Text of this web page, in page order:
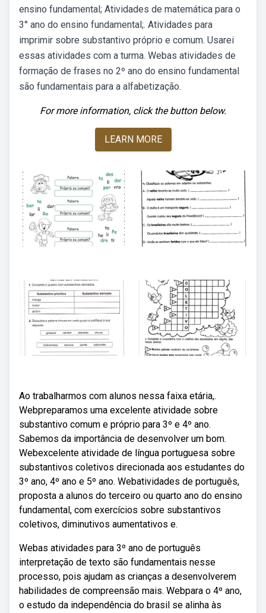
ensino fundamental; Atividades de matemática para o
3° ano do ensino fundamental;. Atividades para
imprimir sobre substantivo próprio e comum. Usarei
essas atividades com a turma. Webas atividades de
formação de frases no 2º ano do ensino fundamental
são fundamentais para a alfabetização.
For more information, click the button below.
LEARN MORE
Ao trabalharmos com alunos nessa faixa etária,.
Webpreparamos uma excelente atividade sobre
substantivo comum e próprio para 3º e 4º ano.
Sabemos da importância de desenvolver um bom.
Webexcelente atividade de língua portuguesa sobre
substantivos coletivos direcionada aos estudantes do
3º ano, 4º ano e 5º ano. Webatividades de português,
proposta a alunos do terceiro ou quarto ano do ensino
fundamental, com exercícios sobre substantivos
coletivos, diminutivos aumentativos e.
Webas atividades para 3º ano de português
interpretação de texto são fundamentais nesse
processo, pois ajudam as crianças a desenvolverem
habilidades de compreensão mais. Webpara o 4º ano,
o estudo da independência do brasil se alinha às